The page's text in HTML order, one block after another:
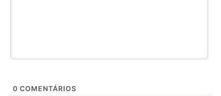
0 COMENTÁRIOS